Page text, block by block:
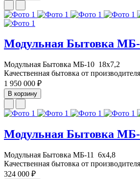
Модульная Бытовка МБ-
Модульная Бытовка МБ-10 18х7,2
Качественная бытовка от
1 950 000 ₽
В корзину
Модульная Бытовка МБ-
Модульная Бытовка МБ-11 6х4,8
Качественная бытовка от
324 000 ₽